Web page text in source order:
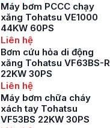
Máy bơm PCCC chạy
xăng Tohatsu VE1000
44KW 60PS
Liên hệ
Bơm cứu hỏa di động
xăng Tohatsu VF63BS-R
22KW 30PS
Liên hệ
Máy bơm chữa cháy
xách tay Tohatsu
VF53BS 22KW 30PS